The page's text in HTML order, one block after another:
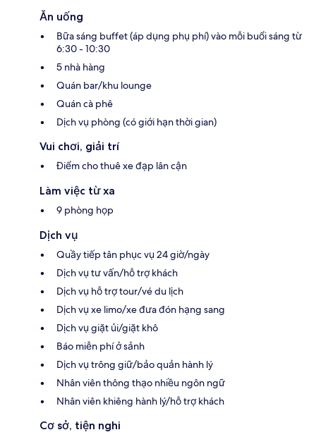
Ăn uống
Bữa sáng buffet (áp dụng phụ phí) vào mỗi buổi sáng từ
6:30 - 10:30
5 nhà hàng
Quán bar/khu lounge
Quán cà phê
Dịch vụ phòng (có giới hạn thời gian)
Vui chơi, giải trí
Điểm cho thuê xe đạp lân cận
Làm việc từ xa
9 phòng họp
Dịch vụ
Quầy tiếp tân phục vụ 24 giờ/ngày
Dịch vụ tư vấn/hỗ trợ khách
Dịch vụ hỗ trợ tour/vé du lịch
Dịch vụ xe limo/xe đưa đón hạng sang
Dịch vụ giặt ủi/giặt khô
Báo miễn phí ở sảnh
Dịch vụ trông giữ/bảo quản hành lý
Nhân viên thông thạo nhiều ngôn ngữ
Nhân viên khiêng hành lý/hỗ trợ khách
Cơ sở, tiện nghi